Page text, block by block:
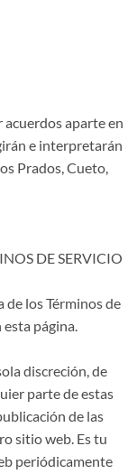
aparte en
e interpretarán
Prados, Cueto,
DE SERVICIO
de los Términos de
página.
discreción, de
parte de estas
de las
sitio web. Es tu
periódicamente